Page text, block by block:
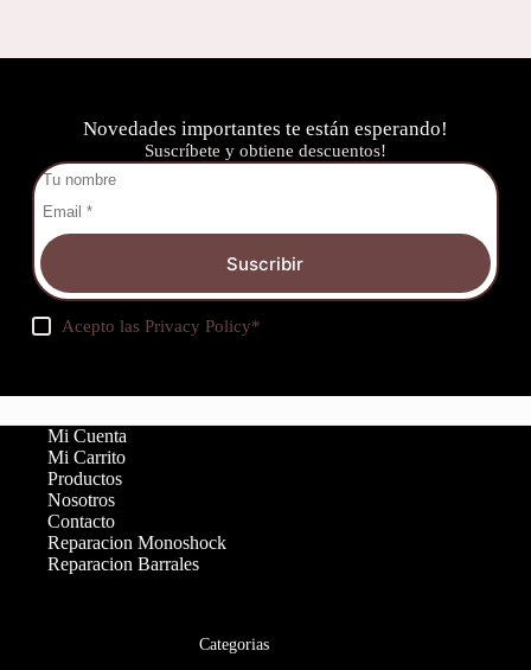
Novedades importantes te están esperando!
Suscríbete y obtiene descuentos!
Suscribir
Acepto lasPrivacy Policy*
Mi Cuenta
Mi Carrito
Productos
Nosotros
Contacto
Reparacion Monoshock
Reparacion Barrales
Categorias